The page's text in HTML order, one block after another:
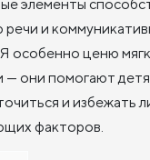
элементы
речи и
особенно ценю
— они помогают
и избежать
факторов.